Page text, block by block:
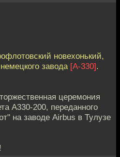
новехонький,
завода [А-330].
церемония
А330-200, переданного
на заводе Airbus в Тулузе